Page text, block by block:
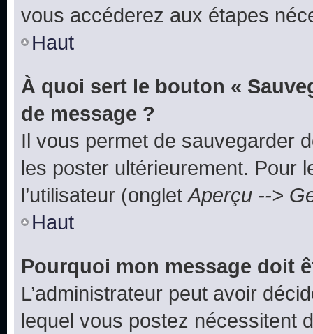
vous accéderez aux étapes
Haut
À quoi sert le bouton «
de message ?
Il vous permet de sauvegarder
les poster ultérieurement. Pour
l’utilisateur (ongletAperçu -->
Haut
Pourquoi mon message doit
L’administrateur peut avoir
lequel vous postez nécessitent